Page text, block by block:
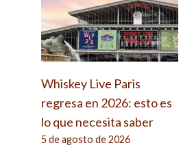
Whiskey Live Paris
regresa en 2026: esto es
lo que necesita saber
5 de agosto de 2026